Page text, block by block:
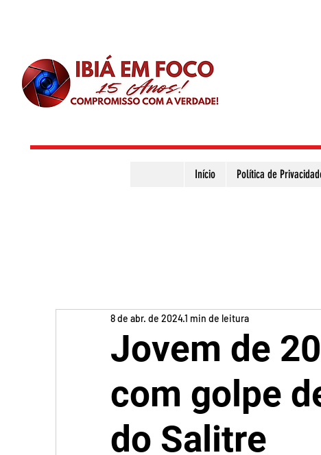
Início Política de
Jovem de
com golpe
do Salitre
8 de abr. de 20241 min de leitura